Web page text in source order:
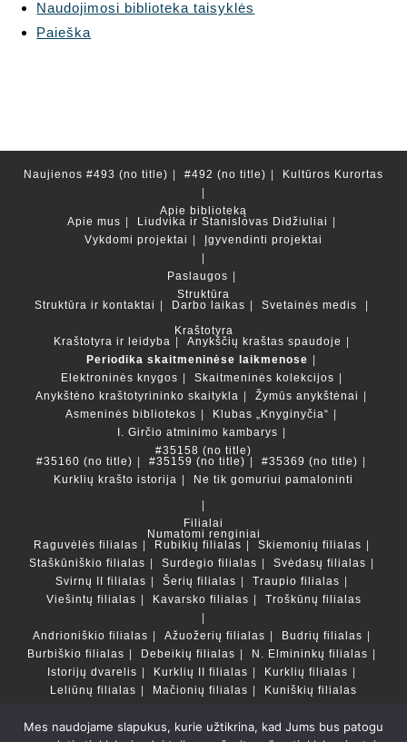
Naudojimosi biblioteka taisyklės
Paieška
Naujienos #493 (no title) #492 (no title) Kultūros Kurortas
Apie biblioteką
Apie mus
Liudvika ir Stanislovas Didžiuliai
Vykdomi projektai
Įgyvendinti projektai
Paslaugos
Struktūra
Struktūra ir kontaktai
Darbo laikas
Svetainės medis
Kraštotyra
Kraštotyra ir leidyba
Anykščių kraštas spaudoje
Periodika skaitmeninėse laikmenose
Elektroninės knygos
Skaitmeninės kolekcijos
Anykštėno kraštotyrininko skaitykla
Žymūs anykštėnai
Asmeninės bibliotekos
Klubas „Knyginyčia“
I. Girčio atminimo kambarys
#35158 (no title)
#35160 (no title)
#35159 (no title)
#35369 (no title)
Kurklių krašto istorija
Ne tik gomuriui pamaloninti
Filialai
Numatomi renginiai
Raguvėlės filialas
Rubikių filialas
Skiemonių filialas
Staškūniškio filialas
Surdegio filialas
Svėdasų filialas
Svirnų II filialas
Šerių filialas
Traupio filialas
Viešintų filialas
Kavarsko filialas Troškūnų filialas
Andrioniškio filialas Ažuožerių filialas
Budrių filialas
Burbiškio filialas
Debeikių filialas
N. Elmininkų filialas
Istorijų dvarelis
Kurklių II filialas
Kurklių filialas
Leliūnų filialas
Mačionių filialas Kuniškių filialas
Duomenų bazės ir katalogai
Mes naudojame slapukus, kurie užtikrina, kad Jums bus patogu